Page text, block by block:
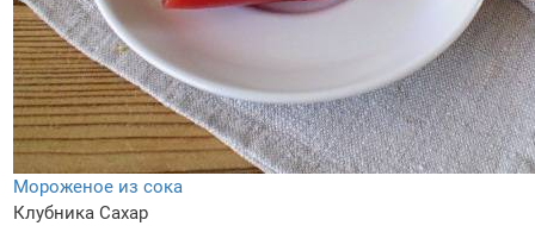
Мороженое из сока
Клубника Сахар